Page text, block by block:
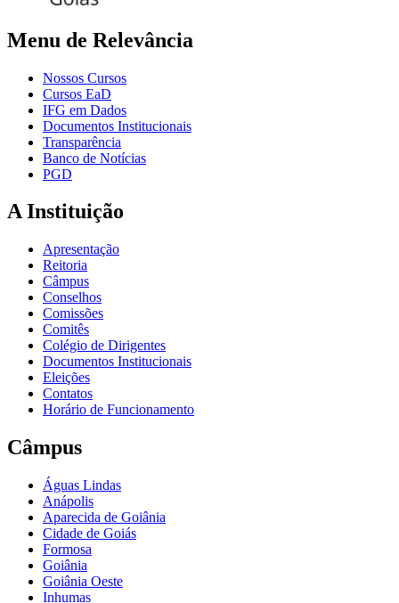
Menu de Relevância
Nossos Cursos
Cursos EaD
IFG em Dados
Documentos Institucionais
Transparência
Banco de Notícias
PGD
A Instituição
Apresentação
Reitoria
Câmpus
Conselhos
Comissões
Comitês
Colégio de Dirigentes
Documentos Institucionais
Eleições
Contatos
Horário de Funcionamento
Câmpus
Águas Lindas
Anápolis
Aparecida de Goiânia
Cidade de Goiás
Formosa
Goiânia
Goiânia Oeste
Inhumas